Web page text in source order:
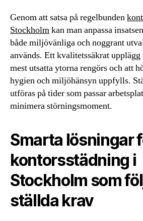
Genom att satsa på regelbunden
Stockholmkan man anpassa
både miljövänliga och noggrant
används. Ett kvalitetssäkrat
mest utsatta ytorna rengörs och att
hygien och miljöhänsyn uppfylls.
utföras på tider som passar
minimera störningsmoment.
Smarta lösningar
kontorsstädning i
Stockholm som
ställda krav